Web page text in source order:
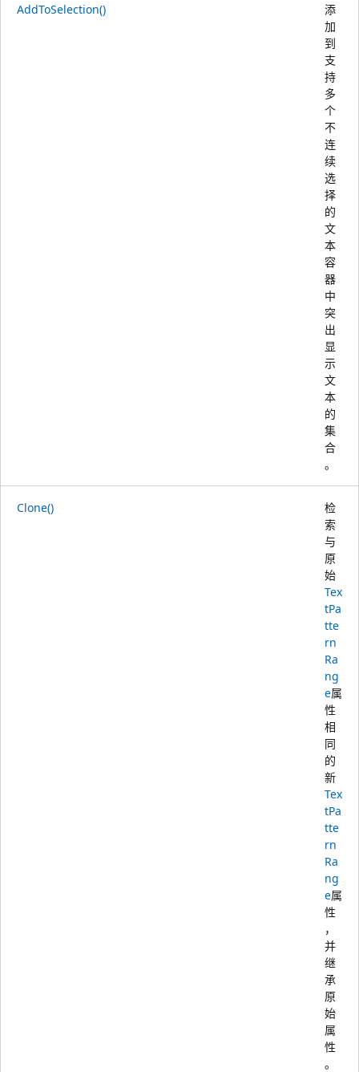
AddToSelection()
添
加
到
支
持
多
个
不
连
续
选
择
的
文
本
容
器
中
突
出
显
示
文
本
的
集
合
。
Clone()
检
索
与
原
始
Tex
tPa
tte
rn
Ra
ng
e属
性
相
同
的
新
Tex
tPa
tte
rn
Ra
ng
e属
性
，
并
继
承
原
始
属
性
。